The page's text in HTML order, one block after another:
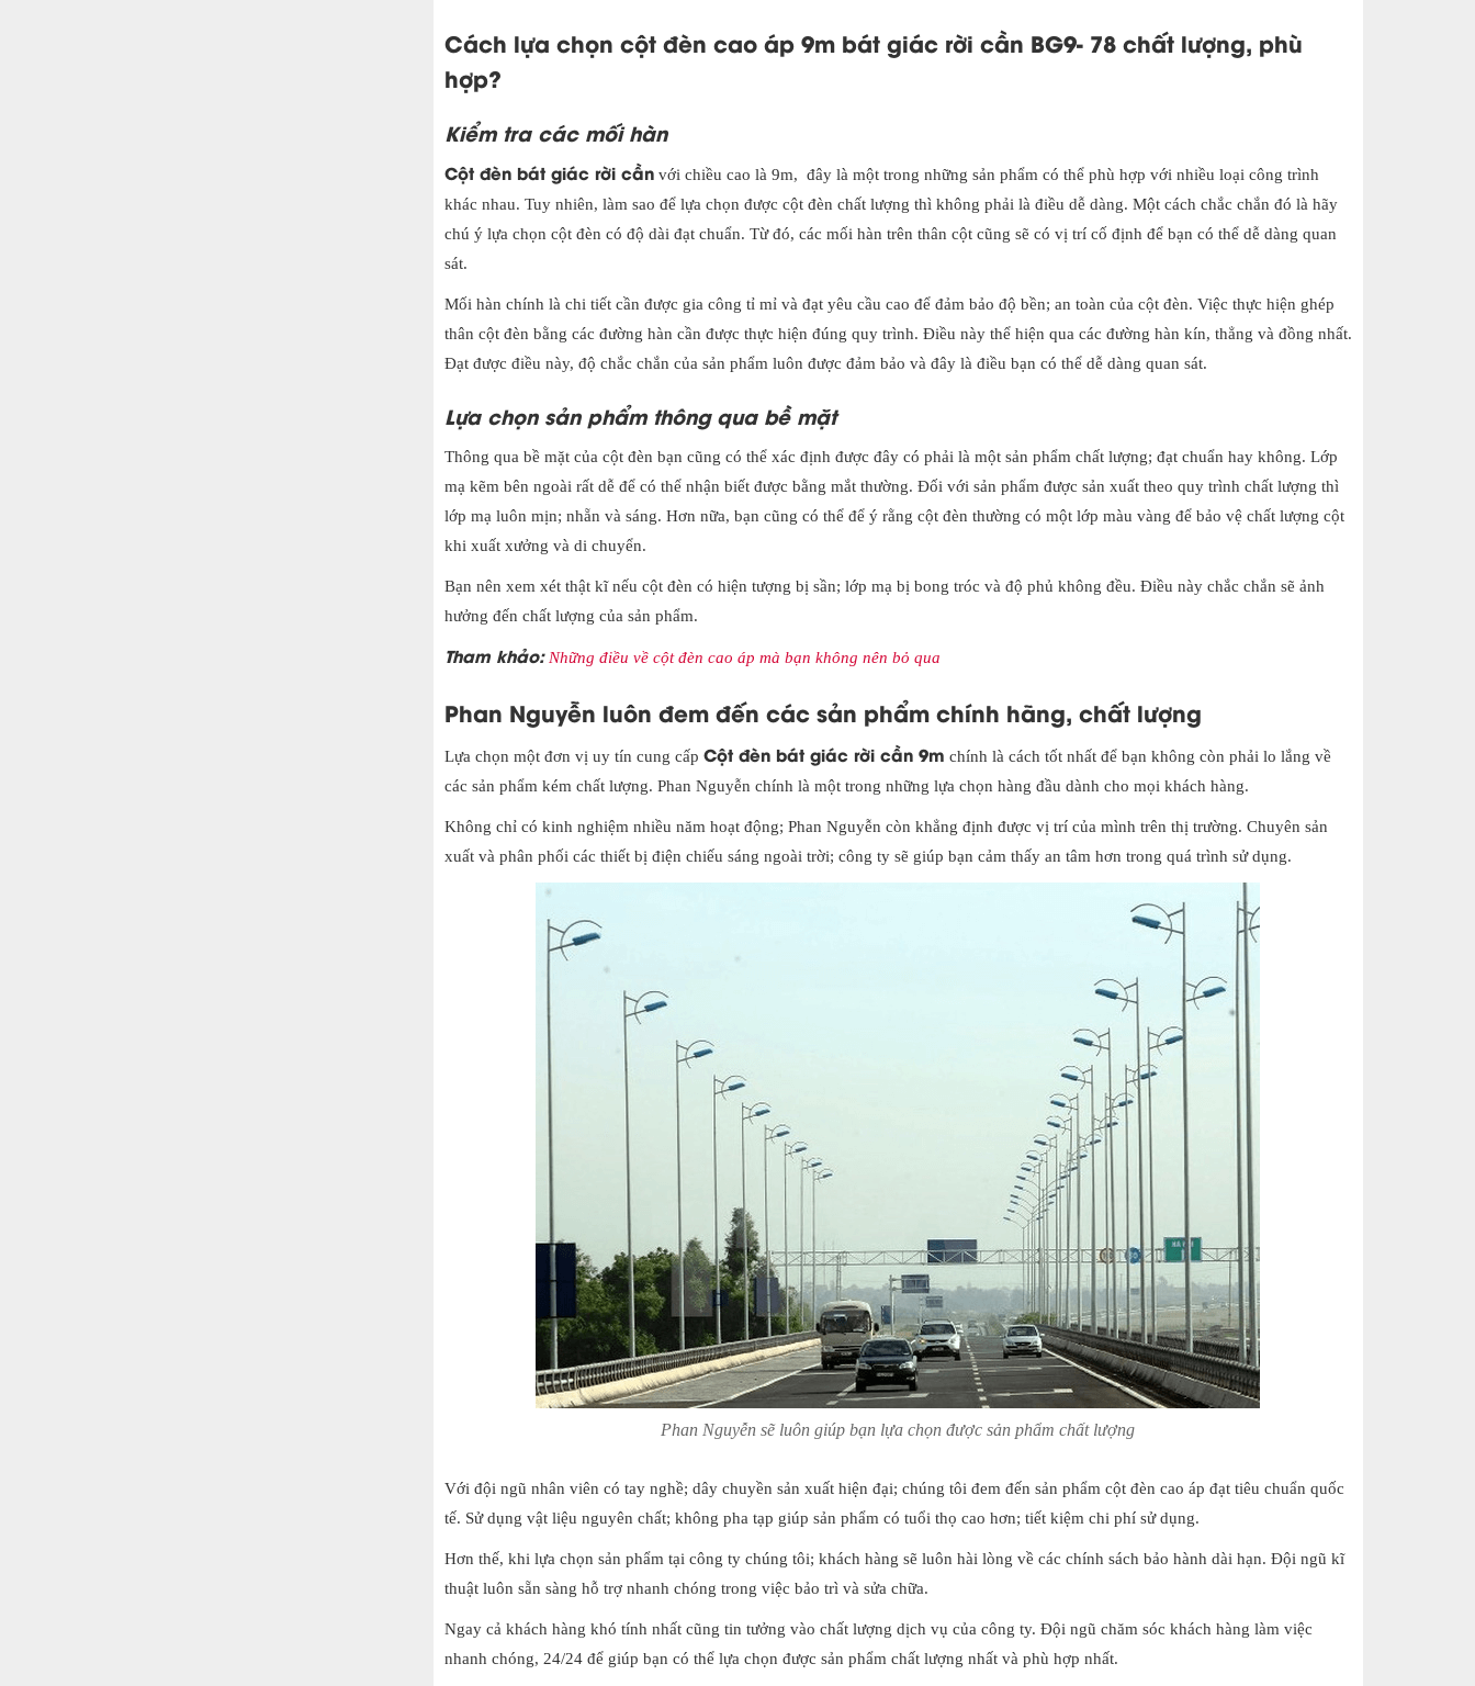
Cách lựa chọn cột đèn cao áp 9m bát giác rời cần BG9- 78 chất lượng, phù
hợp?
Kiểm tra các mối hàn
Cột đèn bát giác rời cầnvới chiều cao là 9m, đây là một trong những sản phẩm có thể phù hợp với nhiều loại công trình
khác nhau. Tuy nhiên, làm sao để lựa chọn được cột đèn chất lượng thì không phải là điều dễ dàng. Một cách chắc chắn đó là hãy
chú ý lựa chọn cột đèn có độ dài đạt chuẩn. Từ đó, các mối hàn trên thân cột cũng sẽ có vị trí cố định để bạn có thể dễ dàng quan
sát.
Mối hàn chính là chi tiết cần được gia công tỉ mỉ và đạt yêu cầu cao để đảm bảo độ bền; an toàn của cột đèn. Việc thực hiện ghép
thân cột đèn bằng các đường hàn cần được thực hiện đúng quy trình. Điều này thể hiện qua các đường hàn kín, thẳng và đồng nhất.
Đạt được điều này, độ chắc chắn của sản phẩm luôn được đảm bảo và đây là điều bạn có thể dễ dàng quan sát.
Lựa chọn sản phẩm thông qua bề mặt
Thông qua bề mặt của cột đèn bạn cũng có thể xác định được đây có phải là một sản phẩm chất lượng; đạt chuẩn hay không. Lớp
mạ kẽm bên ngoài rất dễ để có thể nhận biết được bằng mắt thường. Đối với sản phẩm được sản xuất theo quy trình chất lượng thì
lớp mạ luôn mịn; nhẵn và sáng. Hơn nữa, bạn cũng có thể để ý rằng cột đèn thường có một lớp màu vàng để bảo vệ chất lượng cột
khi xuất xưởng và di chuyển.
Bạn nên xem xét thật kĩ nếu cột đèn có hiện tượng bị sần; lớp mạ bị bong tróc và độ phủ không đều. Điều này chắc chắn sẽ ảnh
hưởng đến chất lượng của sản phẩm.
Tham khảo: Những điều về cột đèn cao áp mà bạn không nên bỏ qua
Phan Nguyễn luôn đem đến các sản phẩm chính hãng, chất lượng
Lựa chọn một đơn vị uy tín cung cấp Cột đèn bát giác rời cần 9m chính là cách tốt nhất để bạn không còn phải lo lắng về
các sản phẩm kém chất lượng. Phan Nguyễn chính là một trong những lựa chọn hàng đầu dành cho mọi khách hàng.
Không chỉ có kinh nghiệm nhiều năm hoạt động; Phan Nguyễn còn khẳng định được vị trí của mình trên thị trường. Chuyên sản
xuất và phân phối các thiết bị điện chiếu sáng ngoài trời; công ty sẽ giúp bạn cảm thấy an tâm hơn trong quá trình sử dụng.
Phan Nguyễn sẽ luôn giúp bạn lựa chọn được sản phẩm chất lượng
Với đội ngũ nhân viên có tay nghề; dây chuyền sản xuất hiện đại; chúng tôi đem đến sản phẩm cột đèn cao áp đạt tiêu chuẩn quốc
tế. Sử dụng vật liệu nguyên chất; không pha tạp giúp sản phẩm có tuổi thọ cao hơn; tiết kiệm chi phí sử dụng.
Hơn thế, khi lựa chọn sản phẩm tại công ty chúng tôi; khách hàng sẽ luôn hài lòng về các chính sách bảo hành dài hạn. Đội ngũ kĩ
thuật luôn sẵn sàng hỗ trợ nhanh chóng trong việc bảo trì và sửa chữa.
Ngay cả khách hàng khó tính nhất cũng tin tưởng vào chất lượng dịch vụ của công ty. Đội ngũ chăm sóc khách hàng làm việc
nhanh chóng, 24/24 để giúp bạn có thể lựa chọn được sản phẩm chất lượng nhất và phù hợp nhất.